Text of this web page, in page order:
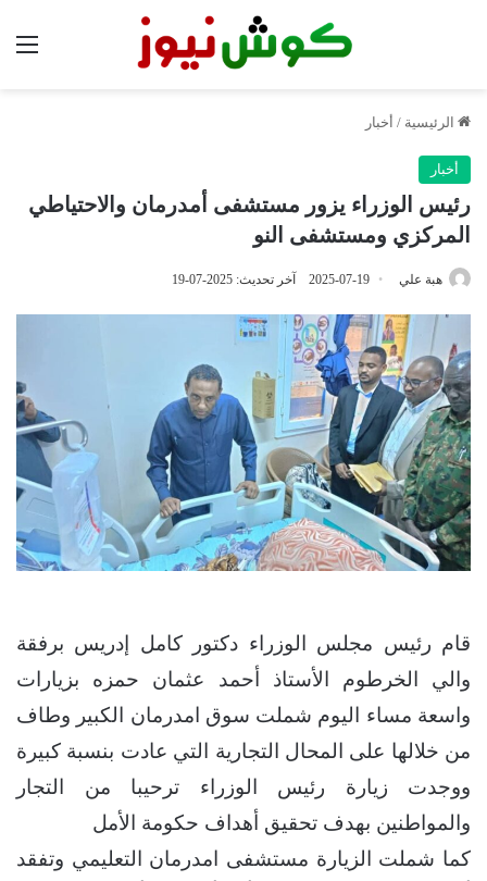
الرئيسية / أخبار
أخبار
رئيس الوزراء يزور مستشفى أمدرمان والاحتياطي
المركزي ومستشفى النو
هبة علي 2025-07-19 آخر تحديث: 2025-07-19
قام رئيس مجلس الوزراء دكتور كامل إدريس برفقة
والي الخرطوم الأستاذ أحمد عثمان حمزه بزيارات
واسعة مساء اليوم شملت سوق امدرمان الكبير وطاف
من خلالها على المحال التجارية التي عادت بنسبة كبيرة
ووجدت زيارة رئيس الوزراء ترحيبا من التجار
والمواطنين بهدف تحقيق أهداف حكومة الأمل
كما شملت الزيارة مستشفى امدرمان التعليمي وتفقد